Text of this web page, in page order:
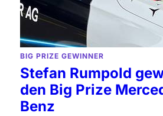
BIG PRIZE GEWINNER
Stefan Rumpold
den Big Prize
Benz